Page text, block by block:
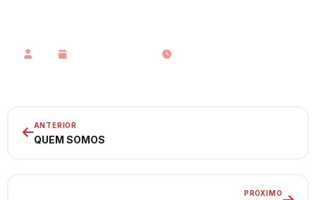
25 de janeiro de 2021
ANTERIOR
QUEM SOMOS
PRÓXIMO